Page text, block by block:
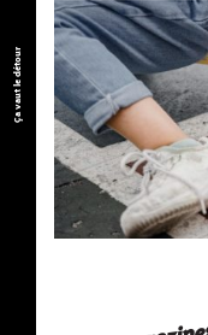
Ça vaut le détour